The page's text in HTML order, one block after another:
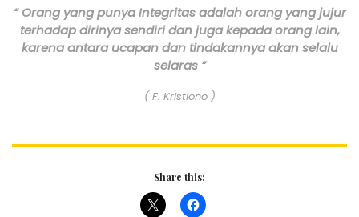
“ Orang yang punya Integritas adalah orang yang jujur
terhadap dirinya sendiri dan juga kepada orang lain,
karena antara ucapan dan tindakannya akan selalu
selaras ”
( F. Kristiono )
Share this: